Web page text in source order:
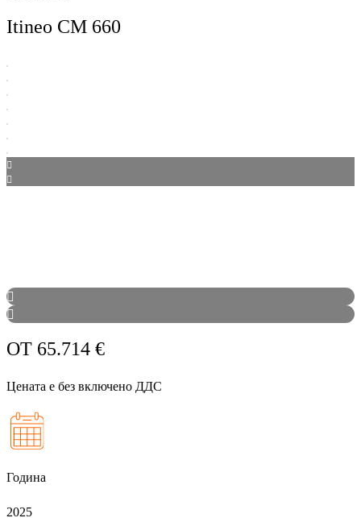
Itineo CM 660
ОТ 65.714 €
Цената е без включено ДДС
Година
2025